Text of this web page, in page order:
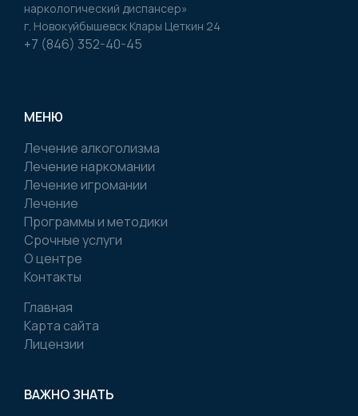
наркологический диспансер»
г. Новокуйбышевск Клары Цеткин 24
+7 (846) 352-40-45
МЕНЮ
Лечение алкоголизма
Лечение наркомании
Лечение игромании
Лечение
Программы и методики
Срочные услуги
О центре
Контакты
Главная
Карта сайта
Лицензии
ВАЖНО ЗНАТЬ